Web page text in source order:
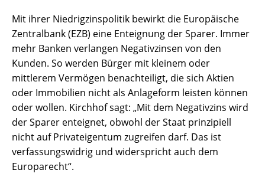
Mit ihrer Niedrigzinspolitik bewirkt die Europäische
Zentralbank (EZB) eine Enteignung der Sparer. Immer
mehr Banken verlangen Negativzinsen von den
Kunden. So werden Bürger mit kleinem oder
mittlerem Vermögen benachteiligt, die sich Aktien
oder Immobilien nicht als Anlageform leisten können
oder wollen. Kirchhof sagt: „Mit dem Negativzins wird
der Sparer enteignet, obwohl der Staat prinzipiell
nicht auf Privateigentum zugreifen darf. Das ist
verfassungswidrig und widerspricht auch dem
Europarecht“.